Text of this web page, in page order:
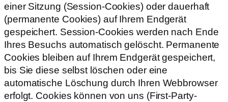
einer Sitzung (Session-Cookies) oder dauerhaft
(permanente Cookies) auf Ihrem Endgerät
gespeichert. Session-Cookies werden nach Ende
Ihres Besuchs automatisch gelöscht. Permanente
Cookies bleiben auf Ihrem Endgerät gespeichert,
bis Sie diese selbst löschen oder eine
automatische Löschung durch Ihren Webbrowser
erfolgt. Cookies können von uns (First-Party-